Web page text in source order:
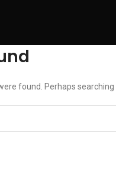
found. Perhaps